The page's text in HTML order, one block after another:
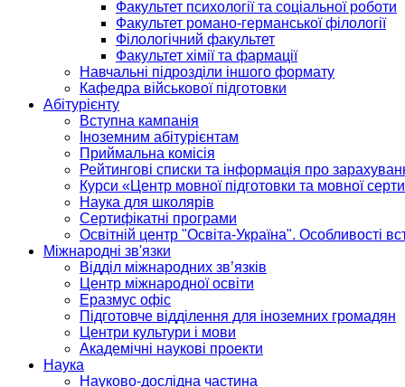
Факультет психології та соціальної роботи
Факультет романо-германської філології
Філологічний факультет
Факультет хімії та фармації
Навчальні підрозділи іншого формату
Кафедра військової підготовки
Абітурієнту
Вступна кампанія
Іноземним абітурієнтам
Приймальна комісія
Рейтингові списки та інформація про
Курси «Центр мовної підготовки та мовної
Наука для школярів
Сертифікатні програми
Освітній центр "Освіта-Україна". Особливості
Міжнародні зв'язки
Відділ міжнародних зв’язків
Центр міжнародної освіти
Еразмус офіс
Підготовче відділення для іноземних громадян
Центри культури і мови
Академічні наукові проекти
Наука
Науково-дослідна частина